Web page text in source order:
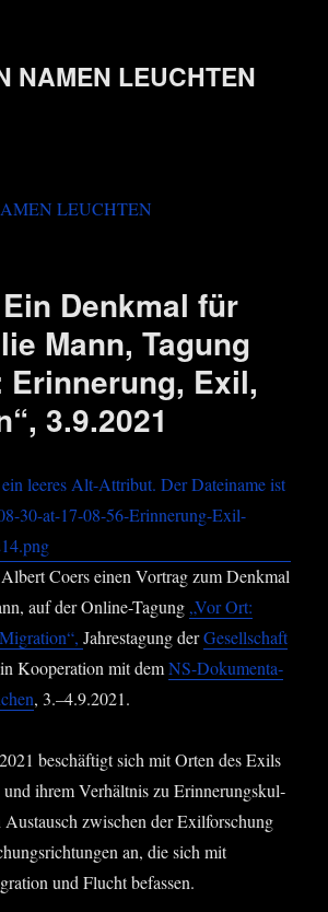
NAMEN LEUCHTEN
Denkmal für
Mann, Tagung
Erinnerung, Exil,
3.9.2021
Coers einen Vor­trag zum Denk­mal
auf der Online-Tagung„Vor Ort:
Jah­res­ta­gung derGesell­schaft
in Koope­ra­ti­on mit demNS-Doku­men­ta­
, 3.–4.9.2021.
beschäf­tigt sich mit Orten des Exils
ihrem Ver­hält­nis zu Erin­ne­rungs­kul­
Aus­tausch zwi­schen der Exil­for­schung
an, die sich mit
und Flucht befassen.